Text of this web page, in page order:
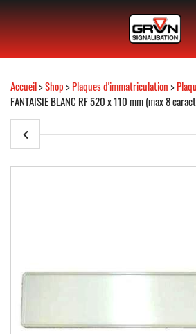
Accueil>Shop>Plaques d'immatriculation>
FANTAISIE BLANC RF 520 x 110 mm (max 8